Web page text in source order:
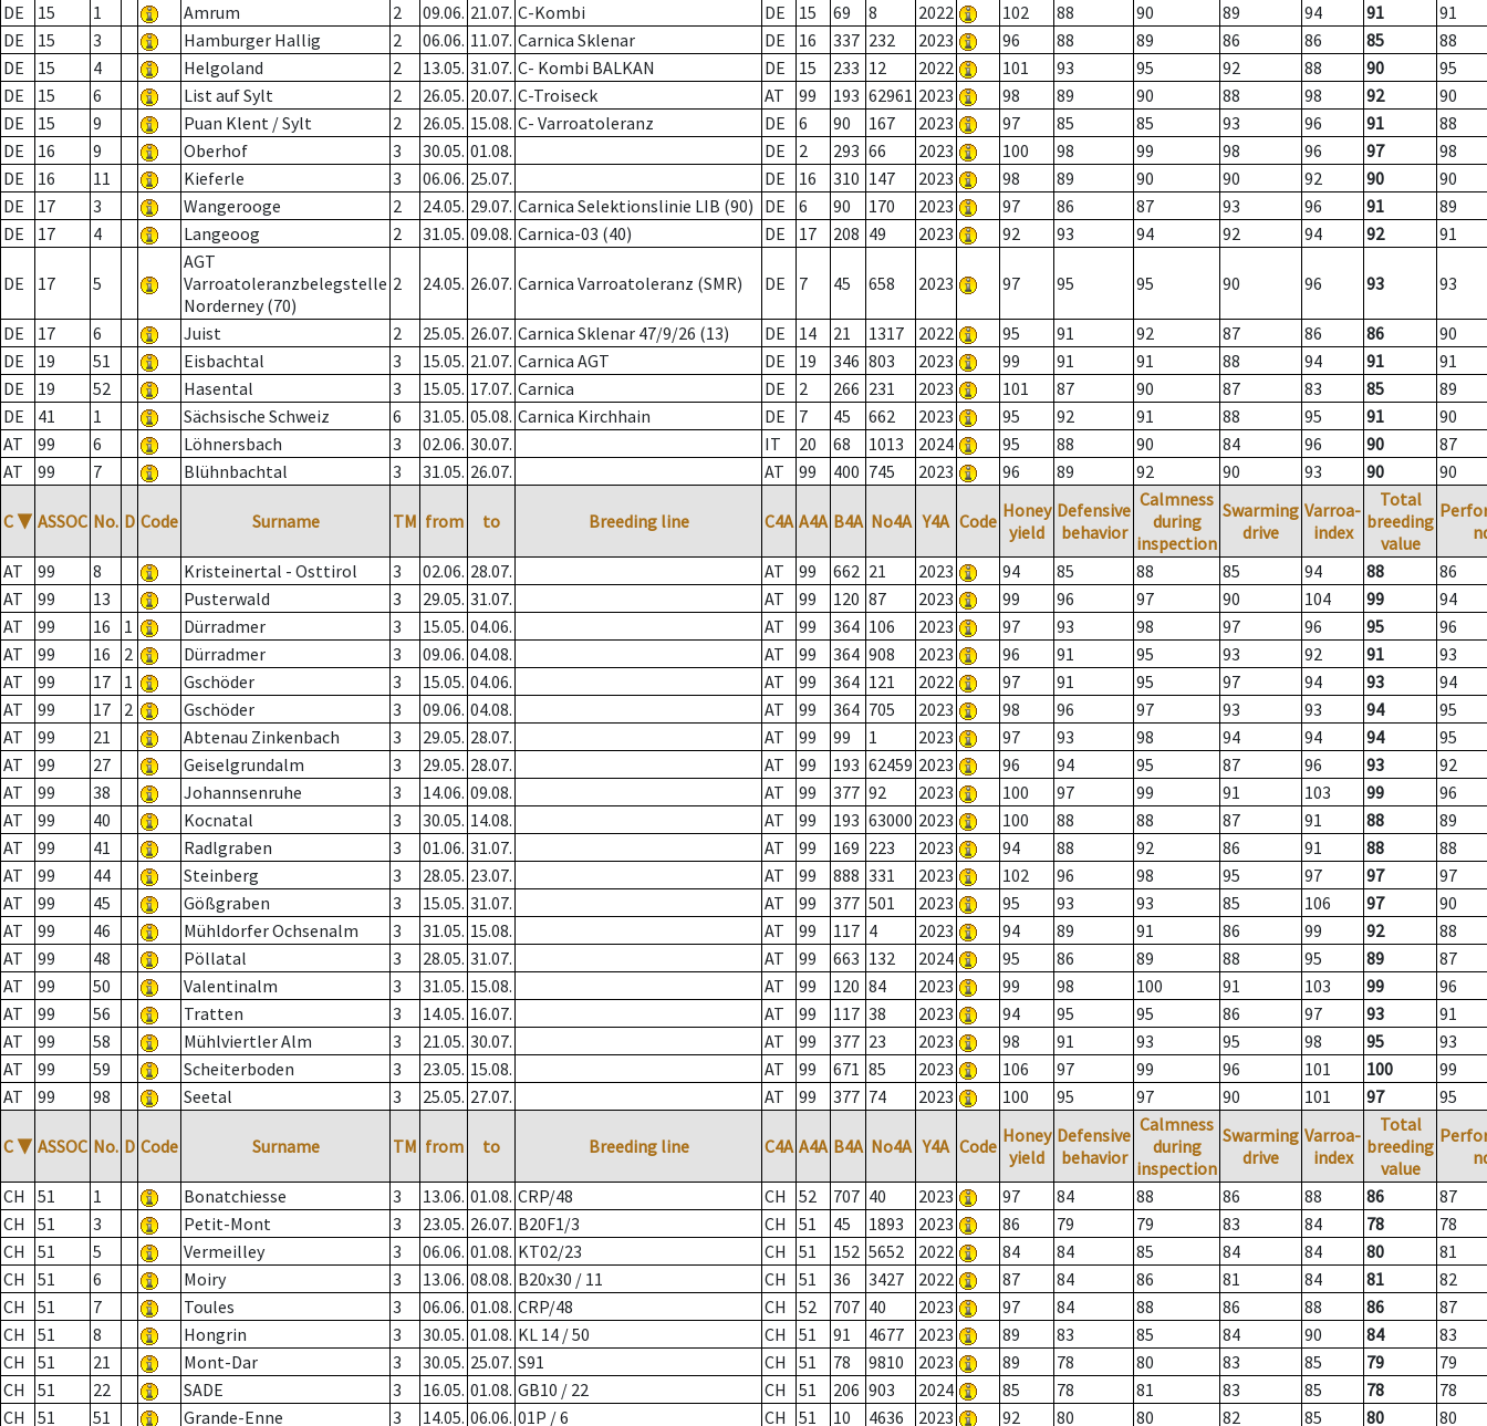
DE
15 1 Amrum 2 09.06. 21.07. C-Kombi DE 15 69 8 2022 102 88 90 89 94 91
91
DE
15 3 Hamburger Hallig 2 06.06. 11.07. Carnica Sklenar DE 16 337 232 2023 96 88 89 86 86 85
88
DE
15 4 Helgoland 2 13.05. 31.07. C- Kombi BALKAN DE 15 233 12 2022 101 93 95 92 88 90
95
DE
15 6 List auf Sylt 2 26.05. 20.07. C-Troiseck AT 99 193 62961 2023 98 89 90 88 98 92
90
DE
15 9 Puan Klent / Sylt 2 26.05. 15.08. C- Varroatoleranz DE 6 90 167 2023 97 85 85 93 96 91
88
DE
16 9 Oberhof 3 30.05. 01.08. DE 2 293 66 2023 100 98 99 98 96 97
98
DE
16 11 Kieferle 3 06.06. 25.07. DE 16 310 147 2023 98 89 90 90 92 90
90
DE
17 3 Wangerooge 2 24.05. 29.07. Carnica Selektionslinie LIB (90) DE 6 90 170 2023 97 86 87 93 96 91
89
DE
17 4 Langeoog 2 31.05. 09.08. Carnica-03 (40) DE 17 208 49 2023 92 93 94 92 94 92 91
DE 17 5
AGT
Varroatoleranzbelegstelle
Norderney (70)
2 24.05. 26.07. Carnica Varroatoleranz (SMR) DE 7 45 658 2023 97 95 95 90 96 93 93
DE 17 6 Juist 2 25.05. 26.07. Carnica Sklenar 47/9/26 (13) DE 14 21 1317 2022 95 91 92 87 86 86
90
DE
19 51 Eisbachtal 3 15.05. 21.07. Carnica AGT DE 19 346 803 2023 99 91 91 88 94 91
91
DE
19 52 Hasental 3 15.05. 17.07. Carnica DE 2 266 231 2023 101 87 90 87 83 85
89
DE
41 1 Sächsische Schweiz 6 31.05. 05.08. Carnica Kirchhain DE 7 45 662 2023 95 92 91 88 95 91
90
AT
99 6 Löhnersbach 3 02.06. 30.07. IT 20 68 1013 2024 95 88 90 84 96 90
87
AT
99 7 Blühnbachtal 3 31.05. 26.07. AT 99 400 745 2023 96 89 92 90 93 90 90
C ▼ ASSOC No. D Code Surname TM from to Breeding line C4A A4A B4A No4A Y4A Code Honey
yield
Defensive
behavior
Calmness
during
inspection
Swarming
drive
Varroa-
index
Total
breeding
value
AT
99 8 Kristeinertal - Osttirol 3 02.06. 28.07. AT 99 662 21 2023 94 85 88 85 94 88
86
AT
99 13 Pusterwald 3 29.05. 31.07. AT 99 120 87 2023 99 96 97 90 104 99
94
AT
99 16 1 Dürradmer 3 15.05. 04.06. AT 99 364 106 2023 97 93 98 97 96 95
96
AT
99 16 2 Dürradmer 3 09.06. 04.08. AT 99 364 908 2023 96 91 95 93 92 91
93
AT
99 17 1 Gschöder 3 15.05. 04.06. AT 99 364 121 2022 97 91 95 97 94 93
94
AT
99 17 2 Gschöder 3 09.06. 04.08. AT 99 364 705 2023 98 96 97 93 93 94
95
AT
99 21 Abtenau Zinkenbach 3 29.05. 28.07. AT 99 99 1 2023 97 93 98 94 94 94
95
AT
99 27 Geiselgrundalm 3 29.05. 28.07. AT 99 193 62459 2023 96 94 95 87 96 93
92
AT
99 38 Johannsenruhe 3 14.06. 09.08. AT 99 377 92 2023 100 97 99 91 103 99
96
AT
99 40 Kocnatal 3 30.05. 14.08. AT 99 193 63000 2023 100 88 88 87 91 88
89
AT
99 41 Radlgraben 3 01.06. 31.07. AT 99 169 223 2023 94 88 92 86 91 88
88
AT
99 44 Steinberg 3 28.05. 23.07. AT 99 888 331 2023 102 96 98 95 97 97
97
AT
99 45 Gößgraben 3 15.05. 31.07. AT 99 377 501 2023 95 93 93 85 106 97
90
AT
99 46 Mühldorfer Ochsenalm 3 31.05. 15.08. AT 99 117 4 2023 94 89 91 86 99 92
88
AT
99 48 Pöllatal 3 28.05. 31.07. AT 99 663 132 2024 95 86 89 88 95 89
87
AT
99 50 Valentinalm 3 31.05. 15.08. AT 99 120 84 2023 99 98 100 91 103 99
96
AT
99 56 Tratten 3 14.05. 16.07. AT 99 117 38 2023 94 95 95 86 97 93
91
AT
99 58 Mühlviertler Alm 3 21.05. 30.07. AT 99 377 23 2023 98 91 93 95 98 95
93
AT
99 59 Scheiterboden 3 23.05. 15.08. AT 99 671 85 2023 106 97 99 96 101 100
99
AT
99 98 Seetal 3 25.05. 27.07. AT 99 377 74 2023 100 95 97 90 101 97 95
C ▼ ASSOC No. D Code Surname TM from to Breeding line C4A A4A B4A No4A Y4A Code Honey
yield
Defensive
behavior
Calmness
during
inspection
Swarming
drive
Varroa-
index
Total
breeding
value
CH
51 1 Bonatchiesse 3 13.06. 01.08. CRP/48 CH 52 707 40 2023 97 84 88 86 88 86
87
CH
51 3 Petit-Mont 3 23.05. 26.07. B20F1/3 CH 51 45 1893 2023 86 79 79 83 84 78
78
CH
51 5 Vermeilley 3 06.06. 01.08. KT02/23 CH 51 152 5652 2022 84 84 85 84 84 80
81
CH
51 6 Moiry 3 13.06. 08.08. B20x30 / 11 CH 51 36 3427 2022 87 84 86 81 84 81
82
CH
51 7 Toules 3 06.06. 01.08. CRP/48 CH 52 707 40 2023 97 84 88 86 88 86
87
CH
51 8 Hongrin 3 30.05. 01.08. KL 14 / 50 CH 51 91 4677 2023 89 83 85 84 90 84
83
CH
51 21 Mont-Dar 3 30.05. 25.07. S91 CH 51 78 9810 2023 89 78 80 83 85 79
79
CH
51 22 SADE 3 16.05. 01.08. GB10 / 22 CH 51 206 903 2024 85 78 81 83 85 78
78
CH
51 51 Grande-Enne 3 14.05. 06.06. 01P / 6 CH 51 10 4636 2023 92 80 80 82 85 80 80